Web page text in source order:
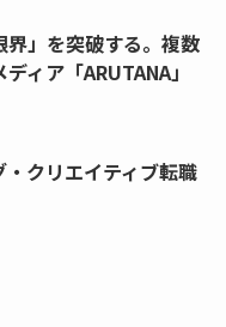
界」を突破する。複数
ィア「ARUTANA」
・クリエイティブ転職